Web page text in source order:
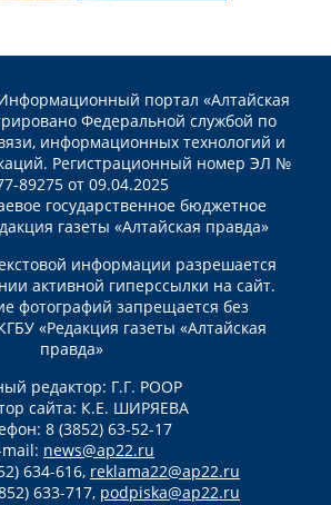
портал «Алтайская
Федеральной службой по
информационных технологий и
Регистрационный номер ЭЛ №
89275 от 09.04.2025
государственное бюджетное
газеты «Алтайская правда»
информации разрешается
активной гиперссылки на сайт.
фотографий запрещается без
«Редакция газеты «Алтайская
правда»
редактор: Г.Г. РООР
сайта: К.Е. ШИРЯЕВА
8 (3852) 63-52-17
mail: news@ap22.ru
634-616, reklama22@ap22.ru
633-717, podpiska@ap22.ru